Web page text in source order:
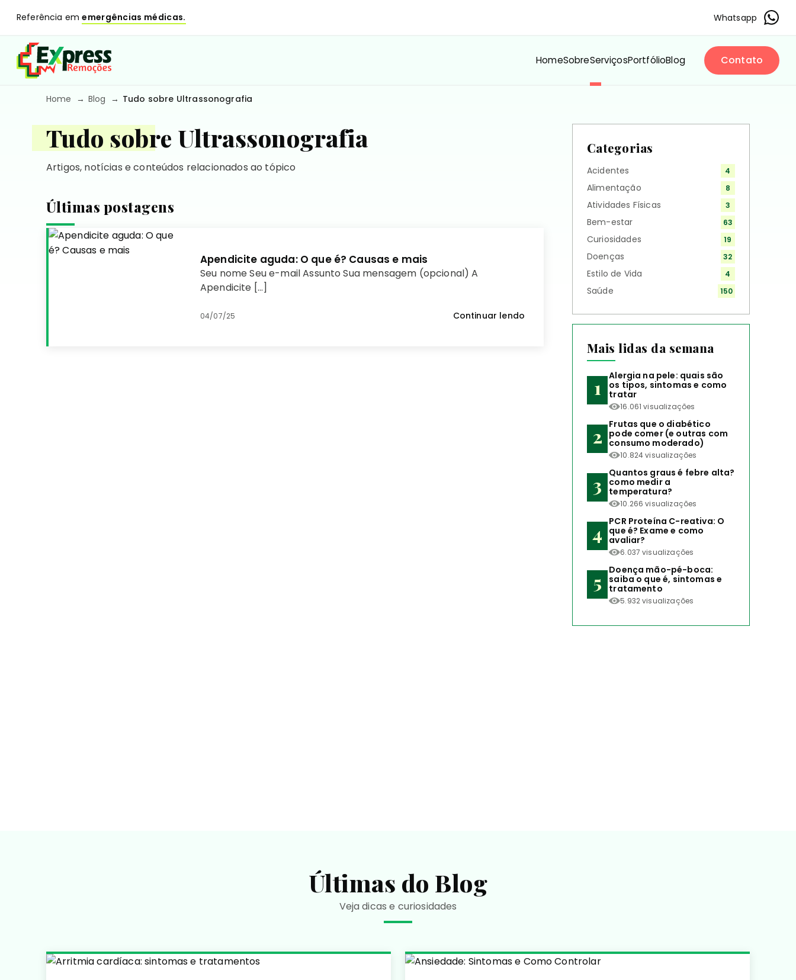
Referência ememergências médicas. Whatsapp
HomeSobreServiçosPortfólioBlog Contato
Home Blog Tudo sobre Ultrassonografia
Tudo sobre Ultrassonografia
Artigos, notícias e conteúdos relacionados ao tópico
Últimas postagens
Apendicite aguda: O que é? Causas e mais
Seu nome Seu e-mail Assunto Sua mensagem (opcional) A
Apendicite […]
04/07/25 Continuar lendo
Categorias
Acidentes 4
Alimentação 8
Atividades Físicas 3
Bem-estar 63
Curiosidades 19
Doenças 32
Estilo de Vida 4
Saúde 150
Mais lidas da semana
Alergia na pele: quais são
os tipos, sintomas e como
tratar
16.061 visualizações
Frutas que o diabético
pode comer (e outras com
consumo moderado)
10.824 visualizações
Quantos graus é febre alta?
como medir a
temperatura?
10.266 visualizações
PCR Proteína C-reativa: O
que é? Exame e como
avaliar?
6.037 visualizações
Doença mão-pé-boca:
saiba o que é, sintomas e
tratamento
5.932 visualizações
Últimas do Blog
Veja dicas e curiosidades